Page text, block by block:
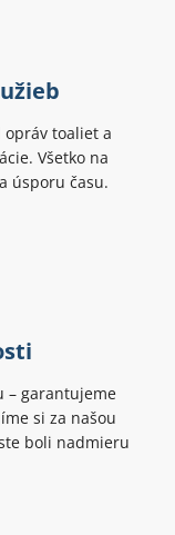
opráv toaliet a
Všetko na
úsporu času.
– garantujeme
si za našou
boli nadmieru